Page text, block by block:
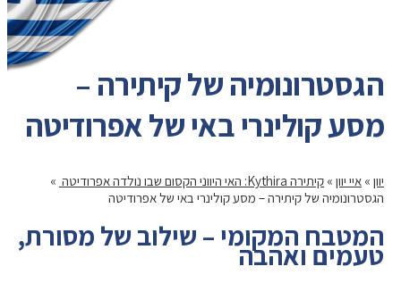
הגסטרונומיה של קיתירה –
מסע קולינרי באי של אפרודיטה ️
יוון » איי יוון » קיתירה Kythira: האי היווני הקסום שבו נולדה אפרודיטה ️
»
הגסטרונומיה של קיתירה – מסע קולינרי באי של אפרודיטה ️
המטבח המקומי – שילוב של מסורת,
טעמים ואהבה